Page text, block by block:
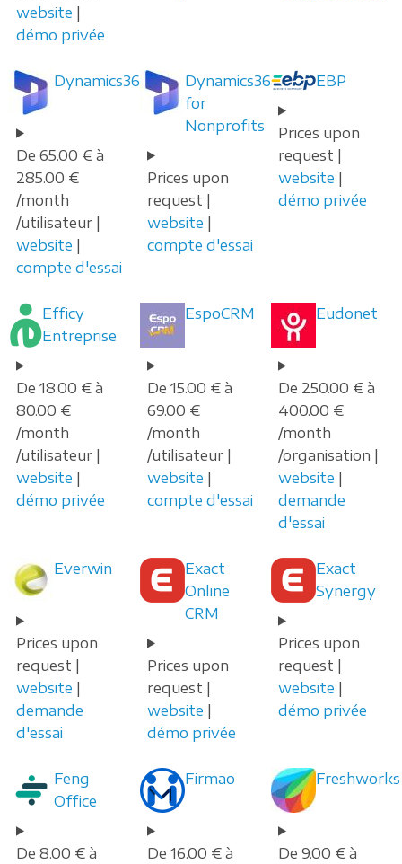
website |
démo privée
Dynamics365
De 65.00 € à
285.00 €
/month
/utilisateur |
website |
compte d'essai
Dynamics365
for
Nonprofits
Prices upon
request |
website |
compte d'essai
EBP
Prices upon
request |
website |
démo privée
Efficy
Entreprise
De 18.00 € à
80.00 €
/month
/utilisateur |
website |
démo privée
EspoCRM
De 15.00 € à
69.00 €
/month
/utilisateur |
website |
compte d'essai
Eudonet
De 250.00 € à
400.00 €
/month
/organisation |
website |
demande
d'essai
Everwin
Prices upon
request |
website |
demande
d'essai
Exact
Online
CRM
Prices upon
request |
website |
démo privée
Exact
Synergy
Prices upon
request |
website |
démo privée
Feng
Office
De 8.00 € à
Firmao
De 16.00 € à
Freshworks
De 9.00 € à